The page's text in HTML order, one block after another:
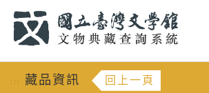
::: 藏品資訊 回上一頁